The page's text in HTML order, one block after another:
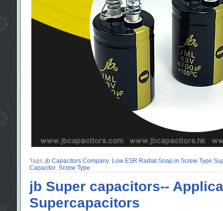
Tags: jb Capacitors Company
Low ESR Radial Snap in Screw Type
Capacitor Screw Type
jb Super capacitors--
Supercapacitors